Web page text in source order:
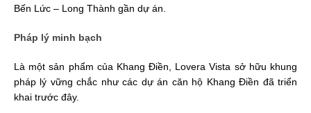
Bến Lức – Long Thành gần dự án.
Pháp lý minh bạch
Là một sản phẩm của Khang Điền, Lovera Vista sở hữu khung
pháp lý vững chắc như các dự án căn hộ Khang Điền đã triển
khai trước đây.